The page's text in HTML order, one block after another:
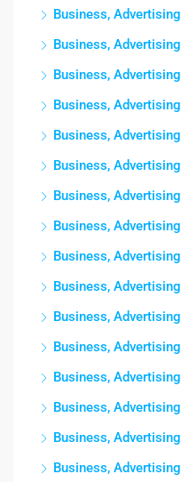
Business, Advertising
Business, Advertising
Business, Advertising
Business, Advertising
Business, Advertising
Business, Advertising
Business, Advertising
Business, Advertising
Business, Advertising
Business, Advertising
Business, Advertising
Business, Advertising
Business, Advertising
Business, Advertising
Business, Advertising
Business, Advertising